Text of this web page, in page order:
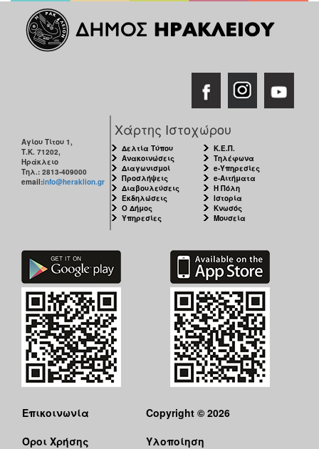
Αγίου Τίτου 1,
Τ.Κ. 71202,
Ηράκλειο
Τηλ.: 2813-409000
email:info@heraklion.gr
Χάρτης Ιστοχώρου
Δελτία Τύπου
Ανακοινώσεις
Διαγωνισμοί
Προσλήψεις
Διαβουλεύσεις
Εκδηλώσεις
Ο Δήμος
Υπηρεσίες
Κ.Ε.Π.
Τηλέφωνα
e-Υπηρεσίες
e-Αιτήματα
Η Πόλη
Ιστορία
Κνωσός
Μουσεία
Επικοινωνία
Όροι Χρήσης
Copyright © 2026
Υλοποίηση